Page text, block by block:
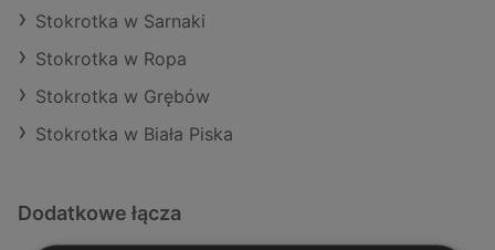
Stokrotka w Sarnaki
Stokrotka w Ropa
Stokrotka w Grębów
Stokrotka w Biała Piska
Dodatkowe łącza